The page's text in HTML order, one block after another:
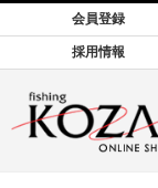
会員登録
採用情報